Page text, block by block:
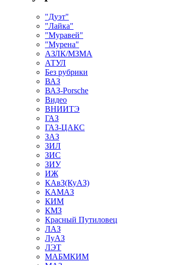
"Дуэт"
"Лайка"
"Муравей"
"Мурена"
АЗЛК/МЗМА
АТУЛ
Без рубрики
ВАЗ
ВАЗ-Porsche
Видео
ВНИИТЭ
ГАЗ
ГАЗ-ЦАКС
ЗАЗ
ЗИЛ
ЗИС
ЗИУ
ИЖ
КАвЗ(КуАЗ)
КАМАЗ
КИМ
КМЗ
Красный Путиловец
ЛАЗ
ЛуАЗ
ЛЭТ
МАБМКИМ